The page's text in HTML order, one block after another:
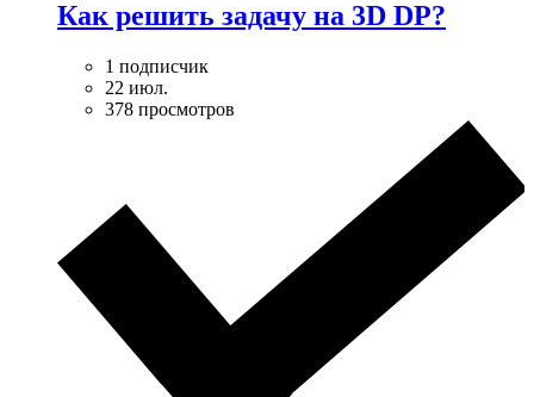
Как решить задачу на 3D DP?
1 подписчик
22 июл.
378 просмотров